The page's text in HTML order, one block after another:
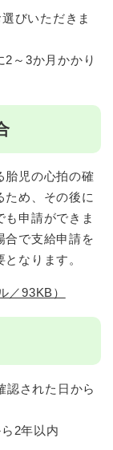
びいただきま
～3か月かかり
胎児の心拍の確
ため、その後に
申請ができま
合で支給申請を
なります。
／93KB）
された日から
2年以内